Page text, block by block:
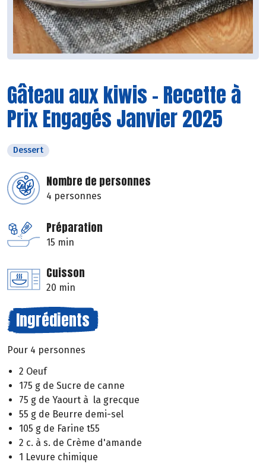
Gâteau aux kiwis - Recette à
Prix Engagés Janvier 2025
Dessert
Nombre de personnes
4 personnes
Préparation
15 min
Cuisson
20 min
Ingrédients
Pour 4 personnes
2 Oeuf
175 g de Sucre de canne
75 g de Yaourt à la grecque
55 g de Beurre demi-sel
105 g de Farine t55
2 c. à s. de Crème d'amande
1 Levure chimique